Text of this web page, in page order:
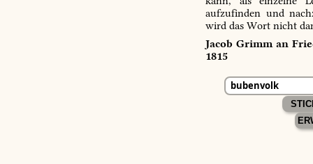
aufzufinden und
wird das Wort nicht
Jacob Grimm an
1815